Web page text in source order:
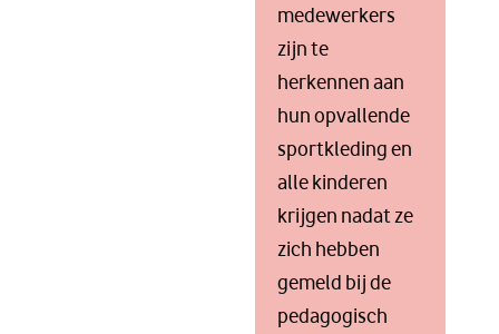
medewerkers
zijn te
herkennen aan
hun opvallende
sportkleding en
alle kinderen
krijgen nadat ze
zich hebben
gemeld bij de
pedagogisch